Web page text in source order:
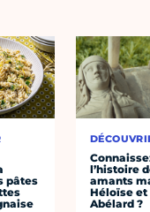
pâtes
l’histoire
amants
Héloïse et
Abélard ?